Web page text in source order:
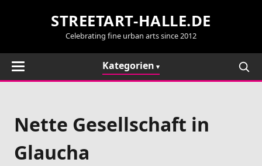
STREETART-HALLE.DE
Celebrating fine urban arts since 2012
Kategorien
Nette Gesellschaft in
Glaucha